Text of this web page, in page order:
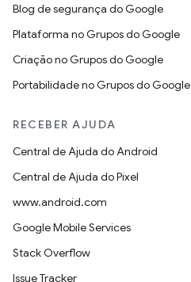
Blog de segurança do Google
Plataforma no Grupos do Google
Criação no Grupos do Google
Portabilidade no Grupos do Google
RECEBER AJUDA
Central de Ajuda do Android
Central de Ajuda do Pixel
www.android.com
Google Mobile Services
Stack Overflow
Issue Tracker